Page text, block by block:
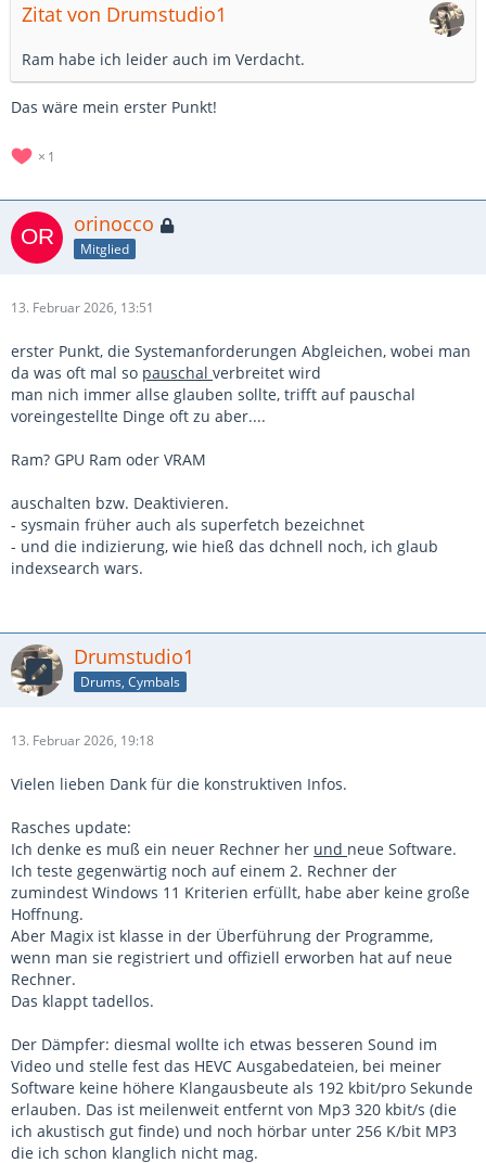
Zitat von Drumstudio1
Ram habe ich leider auch im Verdacht.
Das wäre mein erster Punkt!
1
orinocco
Mitglied
13. Februar 2026, 13:51
erster Punkt, die Systemanforderungen Abgleichen, wobei man
da was oft mal so pauschal verbreitet wird
man nich immer allse glauben sollte, trifft auf pauschal
voreingestellte Dinge oft zu aber....
Ram? GPU Ram oder VRAM
auschalten bzw. Deaktivieren.
- sysmain früher auch als superfetch bezeichnet
- und die indizierung, wie hieß das dchnell noch, ich glaub
indexsearch wars.
Drumstudio1
Drums, Cymbals
13. Februar 2026, 19:18
Vielen lieben Dank für die konstruktiven Infos.
Rasches update:
Ich denke es muß ein neuer Rechner her und neue Software.
Ich teste gegenwärtig noch auf einem 2. Rechner der
zumindest Windows 11 Kriterien erfüllt, habe aber keine große
Hoffnung.
Aber Magix ist klasse in der Überführung der Programme,
wenn man sie registriert und offiziell erworben hat auf neue
Rechner.
Das klappt tadellos.
Der Dämpfer: diesmal wollte ich etwas besseren Sound im
Video und stelle fest das HEVC Ausgabedateien, bei meiner
Software keine höhere Klangausbeute als 192 kbit/pro Sekunde
erlauben. Das ist meilenweit entfernt von Mp3 320 kbit/s (die
ich akustisch gut finde) und noch hörbar unter 256 K/bit MP3
die ich schon klanglich nicht mag.